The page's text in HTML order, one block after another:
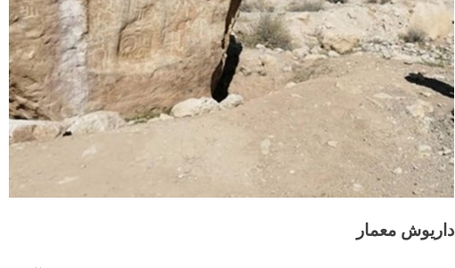
داریوش معمار